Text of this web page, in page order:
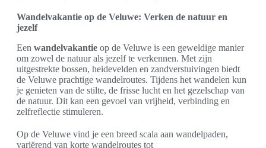
Wandelvakantie op de Veluwe: Verken de natuur en
jezelf
Een wandelvakantie op de Veluwe is een geweldige manier
om zowel de natuur als jezelf te verkennen. Met zijn
uitgestrekte bossen, heidevelden en zandverstuivingen biedt
de Veluwe prachtige wandelroutes. Tijdens het wandelen kun
je genieten van de stilte, de frisse lucht en het gezelschap van
de natuur. Dit kan een gevoel van vrijheid, verbinding en
zelfreflectie stimuleren.
Op de Veluwe vind je een breed scala aan wandelpaden,
variërend van korte wandelroutes tot